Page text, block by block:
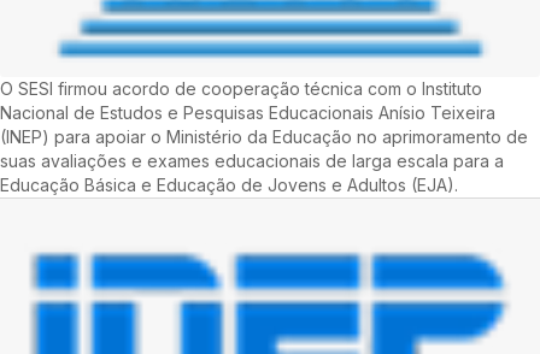
O SESI firmou acordo de cooperação técnica com o Instituto
Nacional de Estudos e Pesquisas Educacionais Anísio Teixeira
(INEP) para apoiar o Ministério da Educação no aprimoramento de
suas avaliações e exames educacionais de larga escala para a
Educação Básica e Educação de Jovens e Adultos (EJA).